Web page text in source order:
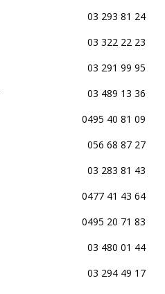
03 293 81 24
03 322 22 23
03 291 99 95
03 489 13 36
0495 40 81 09
056 68 87 27
03 283 81 43
0477 41 43 64
0495 20 71 83
03 480 01 44
03 294 49 17